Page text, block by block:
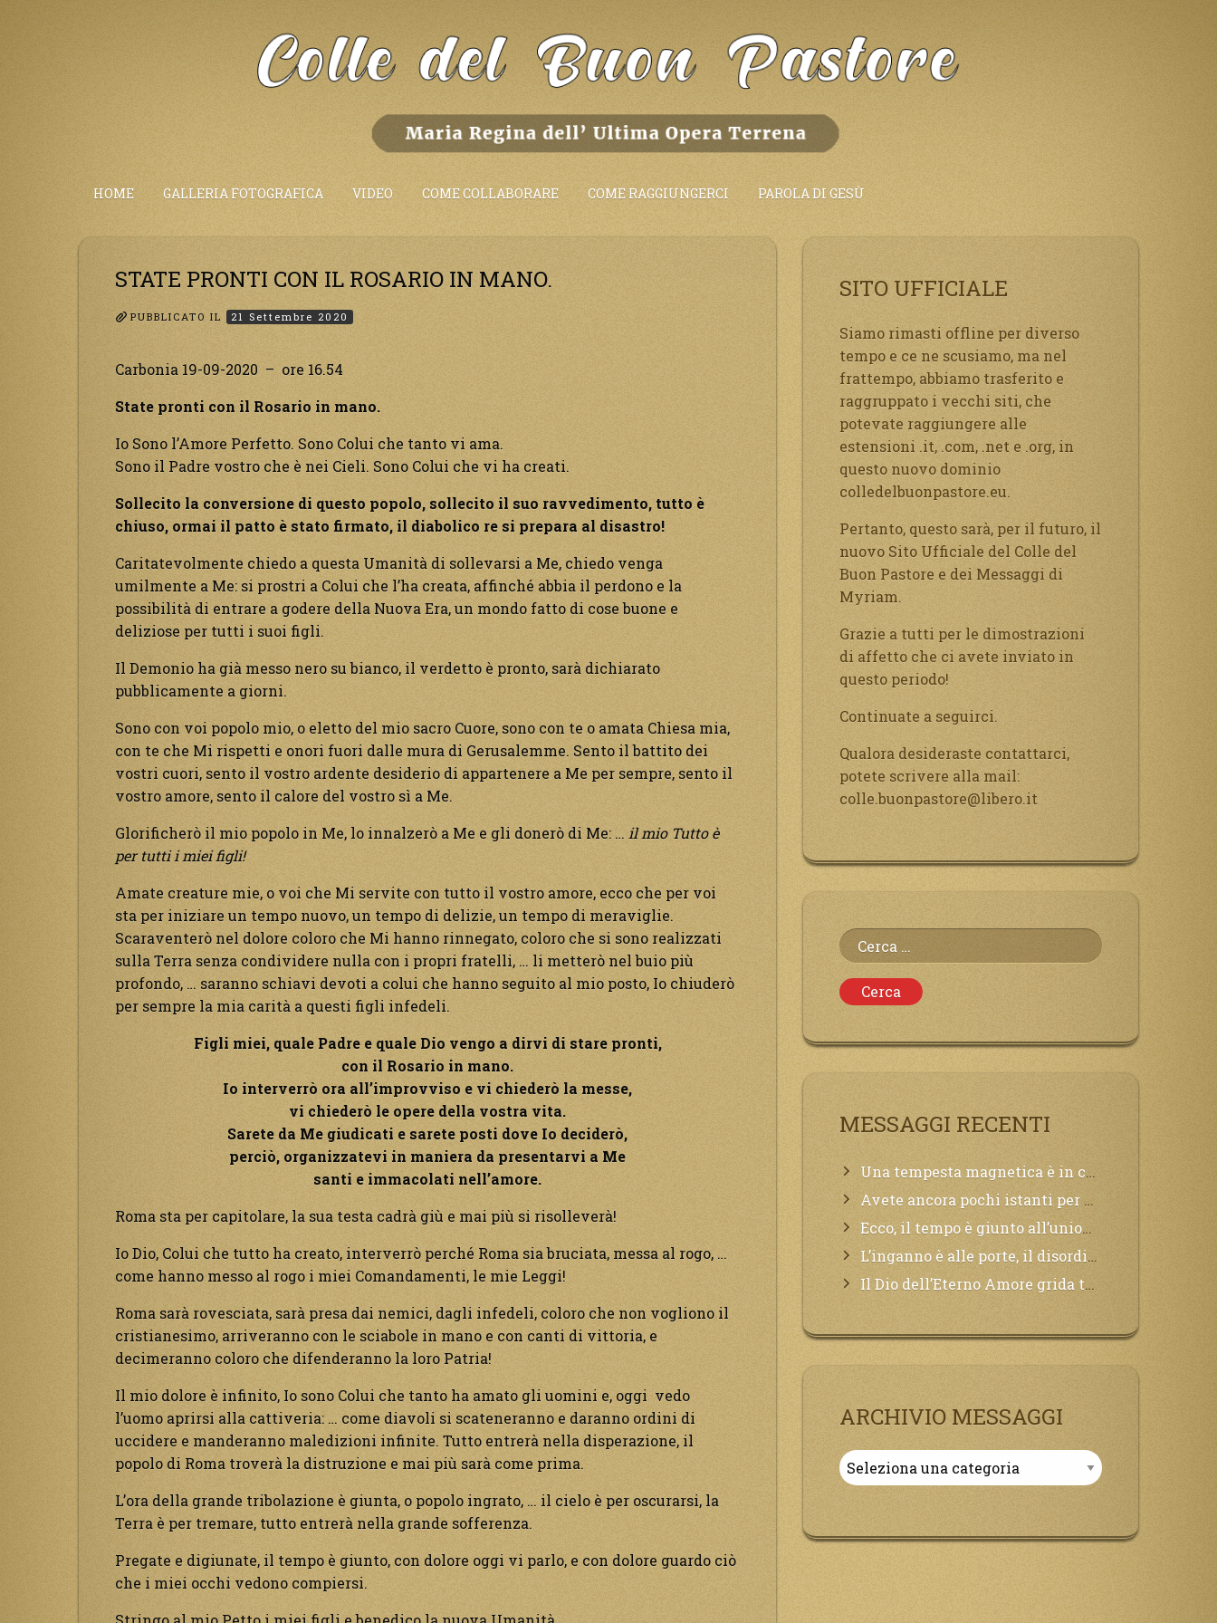
HOME GALLERIA FOTOGRAFICA VIDEO COME COLLABORARE COME RAGGIUNGERCI PAROLA DI GESÙ
STATE PRONTI CON IL ROSARIO IN MANO.
PUBBLICATO IL 21 Settembre 2020
Carbonia 19-09-2020 – ore 16.54
State pronti con il Rosario in mano.
Io Sono l’Amore Perfetto. Sono Colui che tanto vi ama.
Sono il Padre vostro che è nei Cieli. Sono Colui che vi ha creati.
Sollecito la conversione di questo popolo, sollecito il suo ravvedimento, tutto è
chiuso, ormai il patto è stato firmato, il diabolico re si prepara al disastro!
Caritatevolmente chiedo a questa Umanità di sollevarsi a Me, chiedo venga
umilmente a Me: si prostri a Colui che l’ha creata, affinché abbia il perdono e la
possibilità di entrare a godere della Nuova Era, un mondo fatto di cose buone e
deliziose per tutti i suoi figli.
Il Demonio ha già messo nero su bianco, il verdetto è pronto, sarà dichiarato
pubblicamente a giorni.
Sono con voi popolo mio, o eletto del mio sacro Cuore, sono con te o amata Chiesa mia,
con te che Mi rispetti e onori fuori dalle mura di Gerusalemme. Sento il battito dei
vostri cuori, sento il vostro ardente desiderio di appartenere a Me per sempre, sento il
vostro amore, sento il calore del vostro sì a Me.
Glorificherò il mio popolo in Me, lo innalzerò a Me e gli donerò di Me: … il mio Tutto è
per tutti i miei figli!
Amate creature mie, o voi che Mi servite con tutto il vostro amore, ecco che per voi
sta per iniziare un tempo nuovo, un tempo di delizie, un tempo di meraviglie.
Scaraventerò nel dolore coloro che Mi hanno rinnegato, coloro che si sono realizzati
sulla Terra senza condividere nulla con i propri fratelli, … li metterò nel buio più
profondo, … saranno schiavi devoti a colui che hanno seguito al mio posto, Io chiuderò
per sempre la mia carità a questi figli infedeli.
Figli miei, quale Padre e quale Dio vengo a dirvi di stare pronti,
con il Rosario in mano.
Io interverrò ora all’improvviso e vi chiederò la messe,
vi chiederò le opere della vostra vita.
Sarete da Me giudicati e sarete posti dove Io deciderò,
perciò, organizzatevi in maniera da presentarvi a Me
santi e immacolati nell’amore.
Roma sta per capitolare, la sua testa cadrà giù e mai più si risolleverà!
Io Dio, Colui che tutto ha creato, interverrò perché Roma sia bruciata, messa al rogo, …
come hanno messo al rogo i miei Comandamenti, le mie Leggi!
Roma sarà rovesciata, sarà presa dai nemici, dagli infedeli, coloro che non vogliono il
cristianesimo, arriveranno con le sciabole in mano e con canti di vittoria, e
decimeranno coloro che difenderanno la loro Patria!
Il mio dolore è infinito, Io sono Colui che tanto ha amato gli uomini e, oggi vedo
l’uomo aprirsi alla cattiveria: … come diavoli si scateneranno e daranno ordini di
uccidere e manderanno maledizioni infinite. Tutto entrerà nella disperazione, il
popolo di Roma troverà la distruzione e mai più sarà come prima.
L’ora della grande tribolazione è giunta, o popolo ingrato, … il cielo è per oscurarsi, la
Terra è per tremare, tutto entrerà nella grande sofferenza.
Pregate e digiunate, il tempo è giunto, con dolore oggi vi parlo, e con dolore guardo ciò
che i miei occhi vedono compiersi.
SITO UFFICIALE
Siamo rimasti offline per diverso
tempo e ce ne scusiamo, ma nel
frattempo, abbiamo trasferito e
raggruppato i vecchi siti, che
potevate raggiungere alle
estensioni .it, .com, .net e .org, in
questo nuovo dominio
colledelbuonpastore.eu.
Pertanto, questo sarà, per il futuro, il
nuovo Sito Ufficiale del Colle del
Buon Pastore e dei Messaggi di
Myriam.
Grazie a tutti per le dimostrazioni
di affetto che ci avete inviato in
questo periodo!
Continuate a seguirci.
Qualora desideraste contattarci,
potete scrivere alla mail:
colle.buonpastore@libero.it
Ricerca
per:
MESSAGGI RECENTI
Una tempesta magnetica è in corso, questa generazione patirà. Il black out non tarderà ad arrivare e tutta la Terra sarà oscurata.
Avete ancora pochi istanti per convertirvi, non perdete tempo, la sciagura arriverà all’improvviso e per chi non si sarà preparato saranno dolori.
Ecco, il tempo è giunto all’unione del Padre con il figlio, non avete che da attendere pochissimo.
L’inganno è alle porte, il disordine degli ordinati urlerà perdono, ma sarà troppo tardi, il tradimento è stato grande!
Il Dio dell’Eterno Amore grida tutto il Suo bene per i Suoi,richiama a Sé i lontani, affinché si pentano e tornino a Lui:
ARCHIVIO MESSAGGI
Archivio
Messaggi